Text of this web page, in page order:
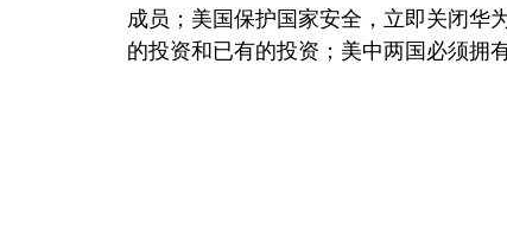
成员；美国保护国家安全，立即关闭华
的投资和已有的投资；美中两国必须拥